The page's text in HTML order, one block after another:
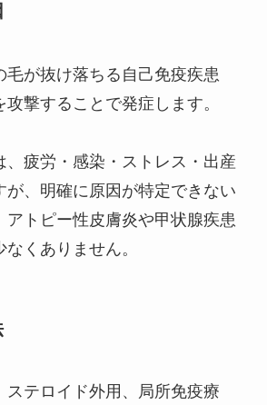
毛が抜け落ちる自己免疫疾患
撃することで発症します。
、疲労・感染・ストレス・出産
が、明確に原因が特定できない
アトピー性皮膚炎や甲状腺疾患
くありません。
ステロイド外用、局所免疫療